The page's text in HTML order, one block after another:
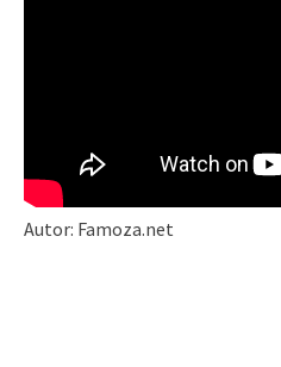
Autor: Famoza.net